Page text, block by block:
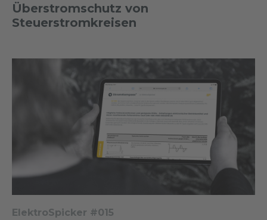
Überstromschutz von
Steuerstromkreisen
ElektroSpicker #015